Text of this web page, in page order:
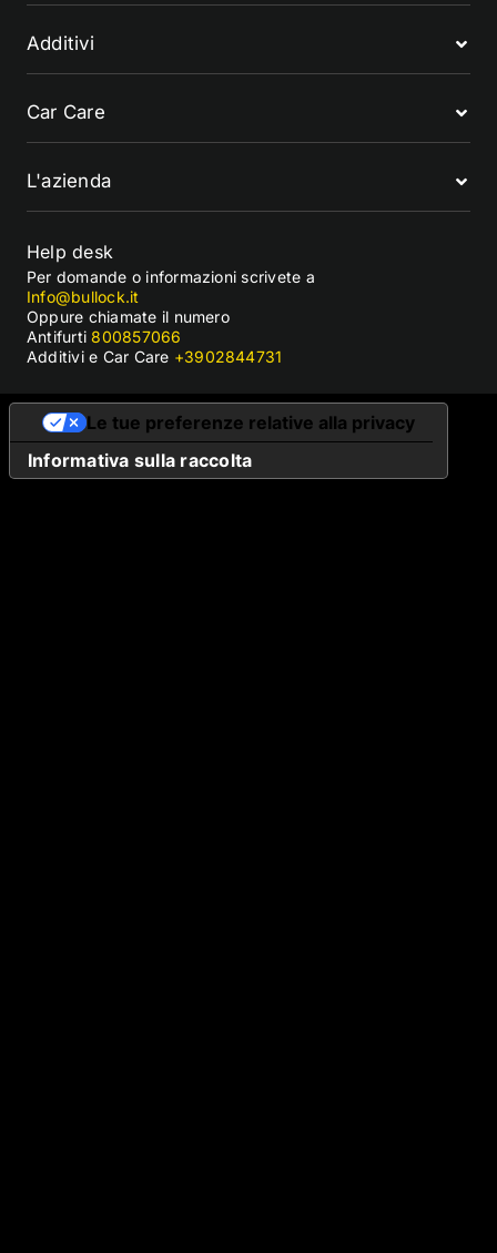
Additivi
Car Care
L'azienda
Help desk
Per domande o informazioni scrivete a
Info@bullock.it
Oppure chiamate il numero
Antifurti800857066
Additivi e Car Care +3902844731
Informativa sulla raccolta
Le tue preferenze relative alla privacy